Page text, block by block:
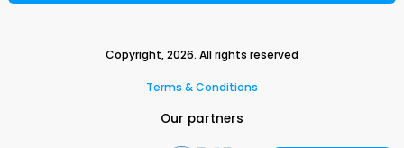
Copyright,2026. All rights reserved
Terms & Conditions
Our partners